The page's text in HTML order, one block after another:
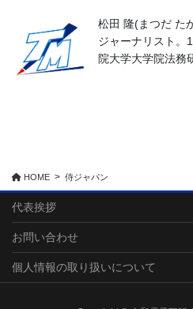
松田 隆(まつだ た
ジャーナリスト。
院大学大学院法務
HOME 侍ジャパン
代表挨拶
お問い合わせ
個人情報の取り扱いについて